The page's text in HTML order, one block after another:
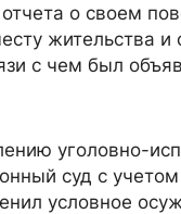
о своем
жительства и
с чем был
уголовно-
суд с
условное